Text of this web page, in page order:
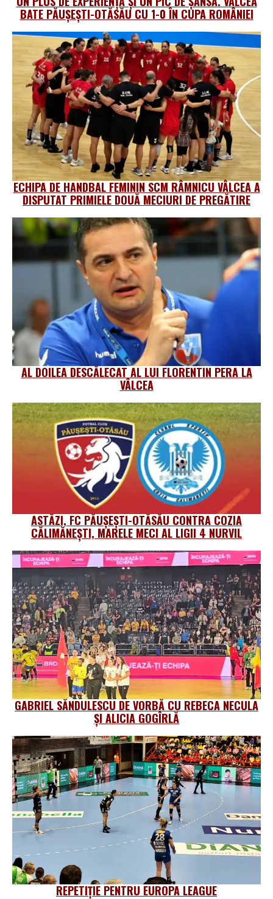
BATE PĂUȘEȘTI-OTĂSĂU CU 1-0 ÎN CUPA ROMÂNIEI
ECHIPA DE HANDBAL FEMININ SCM RÂMNICU VÂLCEA A
DISPUTAT PRIMIELE DOUĂ MECIURI DE PREGĂTIRE
AL DOILEA DESCĂLECAT AL LUI FLORENTIN PERA LA
VÂLCEA
ASTĂZI, FC PĂUȘEȘTI-OTĂSĂU CONTRA COZIA
CĂLIMĂNEȘTI, MARELE MECI AL LIGII 4 NURVIL
GABRIEL SĂNDULESCU DE VORBĂ CU REBECA NECULA
ȘI ALICIA GOGÎRLĂ
REPETIȚIE PENTRU EUROPA LEAGUE